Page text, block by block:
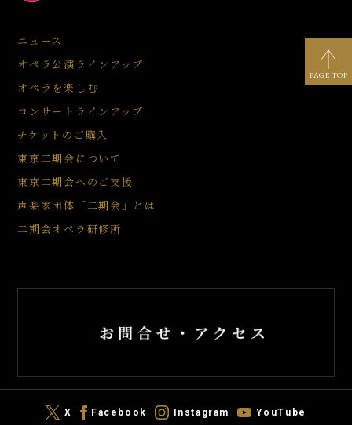
PAGE TOP
ニュース
オペラ公演ラインアップ
オペラを楽しむ
コンサートラインアップ
チケットのご購入
東京二期会について
東京二期会へのご支援
声楽家団体「二期会」とは
二期会オペラ研修所
X Facebook Instagram YouTube